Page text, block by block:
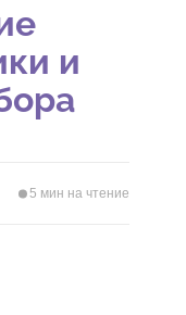
и
5 мин на чтение